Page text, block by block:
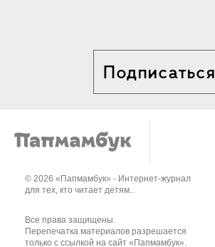
Подписаться
© 2026 «Папмамбук» - Интернет-журнал
для тех, кто читает детям..
Все права защищены.
Перепечатка материалов разрешается
только с ссылкой на сайт «Папмамбук».